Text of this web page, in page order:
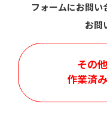
フォームにお問
お問
その
作業済